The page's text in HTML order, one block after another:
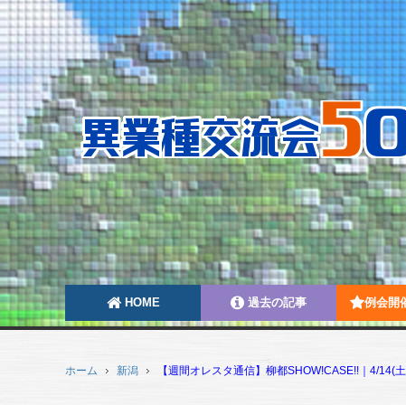
HOME 過去の記事 例会開
ホーム 新潟 【週間オレスタ通信】柳都SHOW!CASE!!｜4/14(